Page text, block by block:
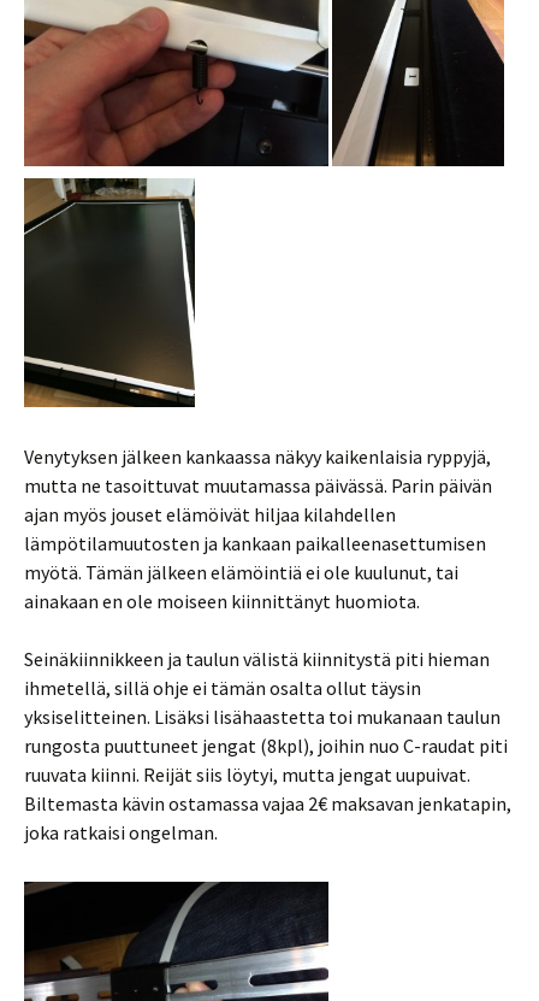
Venytyksen jälkeen kankaassa näkyy kaikenlaisia ryppyjä,
mutta ne tasoittuvat muutamassa päivässä. Parin päivän
ajan myös jouset elämöivät hiljaa kilahdellen
lämpötilamuutosten ja kankaan paikalleenasettumisen
myötä. Tämän jälkeen elämöintiä ei ole kuulunut, tai
ainakaan en ole moiseen kiinnittänyt huomiota.
Seinäkiinnikkeen ja taulun välistä kiinnitystä piti hieman
ihmetellä, sillä ohje ei tämän osalta ollut täysin
yksiselitteinen. Lisäksi lisähaastetta toi mukanaan taulun
rungosta puuttuneet jengat (8kpl), joihin nuo C-raudat piti
ruuvata kiinni. Reijät siis löytyi, mutta jengat uupuivat.
Biltemasta kävin ostamassa vajaa 2€ maksavan jenkatapin,
joka ratkaisi ongelman.